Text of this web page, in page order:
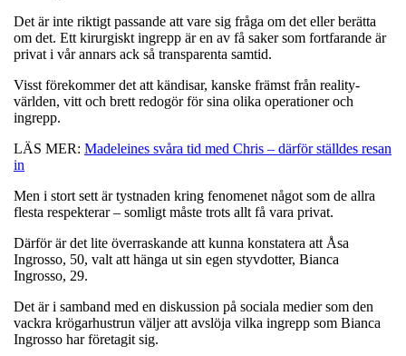
Det är inte riktigt passande att vare sig fråga om det eller berätta
om det. Ett kirurgiskt ingrepp är en av få saker som fortfarande är
privat i vår annars ack så transparenta samtid.
Visst förekommer det att kändisar, kanske främst från reality-
världen, vitt och brett redogör för sina olika operationer och
ingrepp.
LÄS MER: Madeleines svåra tid med Chris – därför ställdes resan
in
Men i stort sett är tystnaden kring fenomenet något som de allra
flesta respekterar – somligt måste trots allt få vara privat.
Därför är det lite överraskande att kunna konstatera att Åsa
Ingrosso, 50, valt att hänga ut sin egen styvdotter, Bianca
Ingrosso, 29.
Det är i samband med en diskussion på sociala medier som den
vackra krögarhustrun väljer att avslöja vilka ingrepp som Bianca
Ingrosso har företagit sig.